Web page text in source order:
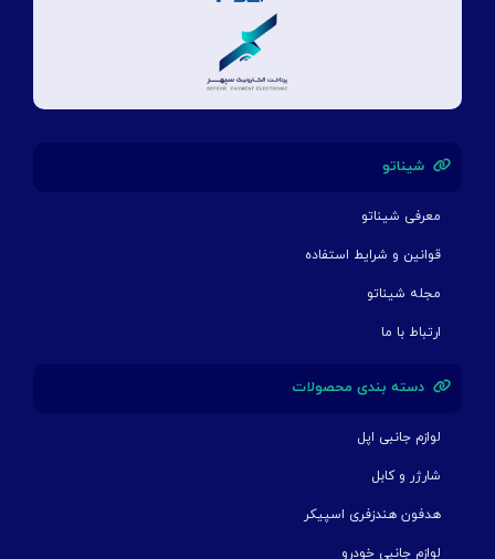
شیناتو
معرفی شیناتو
قوانین و شرایط استفاده
مجله شیناتو
ارتباط با ما
دسته بندی محصولات
لوازم جانبی اپل
شارژر و کابل
هدفون هندزفری اسپیکر
لوازم جانبی خودرو